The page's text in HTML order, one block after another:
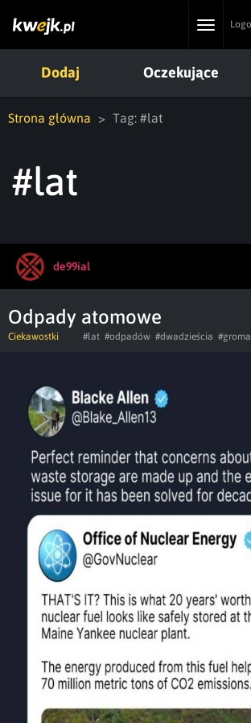
Toggle
Dodaj Oczekujące
Strona główna Tag: #lat
#lat
de99ial
Odpady atomowe
Ciekawostki #lat #odpadów #dwadzieścia